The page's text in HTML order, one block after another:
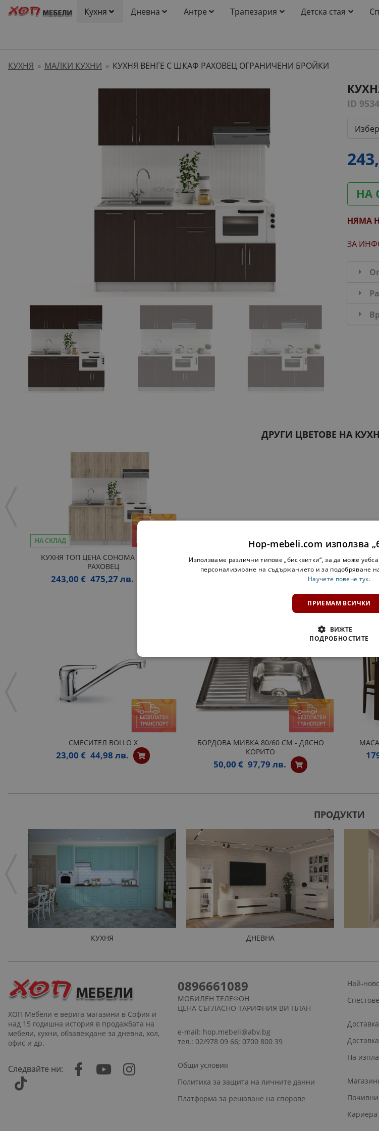
Кухня Дневна Антре Трапезария Детска стая
КУХНЯ » МАЛКИ КУХНИ » КУХНЯ ВЕНГЕ С ШКАФ РАХОВЕЦ ОГРАНИЧЕНИ БРОЙКИ
ID 9534
НА
НЯМА
ЗА
ДРУГИ ЦВЕТОВЕ НА
НА СКЛАД
KУХНЯ ТОП ЦЕНА СОНОМА С ШКАФ
РАХОВЕЦ
243,00 € 475,27 лв.
СМЕСИТЕЛ BOLLO X
23,00 € 44,98 лв.
БОРДОВА МИВКА 80/60 СМ - ДЯСНО
КОРИТО
50,00 € 97,79 лв.
ПРОДУКТИ
КУХНЯ ДНЕВНА
ХОП Мебели е верига магазини в София и
над 15 годишна история в продажбата на
мебели, кухни, обзавеждане за дневна, хол,
офис и др.
Следвайте ни:
0896661089
МОБИЛЕН ТЕЛЕФОН
ЦЕНА СЪГЛАСНО ТАРИФНИЯ ВИ ПЛАН
e-mail: hop.mebeli@abv.bg
тел.: 02/978 09 66; 0700 800 39
Общи условия
Политика за защита на личните данни
Платформа за решаване на спорове
Най-
Доставка
На
Hop-mebeli.com използва
Използваме различни типове „бисквитки“, за да може
персонализиране на съдържанието и за подобряване
Научете повече тук.
ПРИЕМАМ ВСИЧКИ
ВИЖТЕ
ПОДРОБНОСТИТЕ